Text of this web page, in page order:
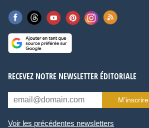
RECEVEZ NOTRE NEWSLETTER ÉDITORIALE
M’inscrire
Voir les précédentes newsletters